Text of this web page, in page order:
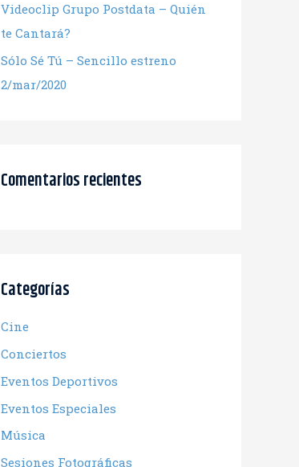
Videoclip Grupo Postdata – Quién
te Cantará?
Sólo Sé Tú – Sencillo estreno
2/mar/2020
Comentarios recientes
Categorías
Cine
Conciertos
Eventos Deportivos
Eventos Especiales
Música
Sesiones Fotográficas